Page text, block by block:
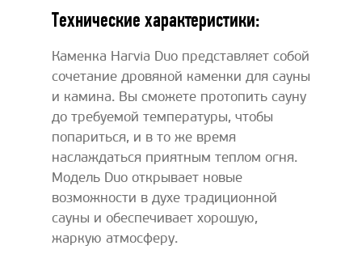
Технические характеристики:
Каменкa Harvia Duo представляет собой
сочетание дровяной каменки для сауны
и камина. Вы сможете протопить сауну
до требуемой температуры, чтобы
попариться, и в то же время
наслаждаться приятным теплом огня.
Модель Duo открывает новые
возможности в духе традиционной
сауны и обеспечивает хорошую,
жаркую атмосферу.